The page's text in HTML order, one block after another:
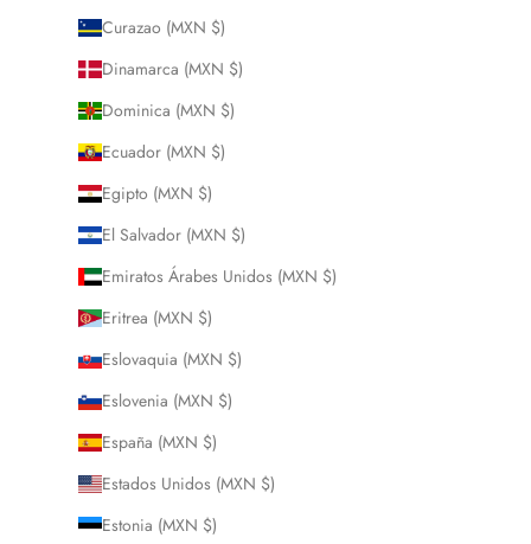
Curazao (MXN $)
Dinamarca (MXN $)
Dominica (MXN $)
Ecuador (MXN $)
Egipto (MXN $)
El Salvador (MXN $)
Emiratos Árabes Unidos (MXN $)
Eritrea (MXN $)
Eslovaquia (MXN $)
Eslovenia (MXN $)
España (MXN $)
Estados Unidos (MXN $)
Estonia (MXN $)